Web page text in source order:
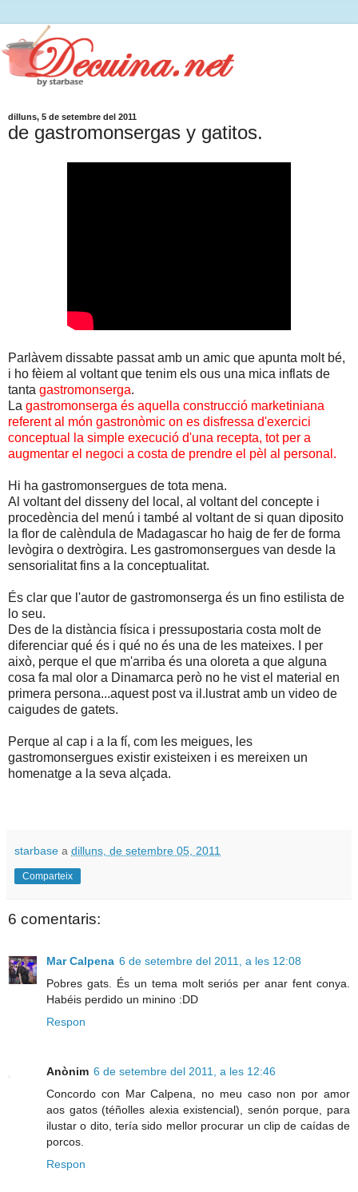
dilluns, 5 de setembre del 2011
de gastromonsergas y gatitos.
Parlàvem dissabte passat amb un amic que apunta molt bé,
i ho fèiem al voltant que tenim els ous una mica inflats de
tanta gastromonserga.
La gastromonserga és aquella construcció marketiniana
referent al món gastronòmic on es disfressa d'exercici
conceptual la simple execució d'una recepta, tot per a
augmentar el negoci a costa de prendre el pèl al personal.
Hi ha gastromonsergues de tota mena.
Al voltant del disseny del local, al voltant del concepte i
procedència del menú i també al voltant de si quan diposito
la flor de calèndula de Madagascar ho haig de fer de forma
levògira o dextrògira. Les gastromonsergues van desde la
sensorialitat fins a la conceptualitat.
És clar que l'autor de gastromonserga és un fino estilista de
lo seu.
Des de la distància física i pressupostaria costa molt de
diferenciar qué és i qué no és una de les mateixes. I per
això, perque el que m'arriba és una oloreta a que alguna
cosa fa mal olor a Dinamarca però no he vist el material en
primera persona...aquest post va il.lustrat amb un video de
caigudes de gatets.
Perque al cap i a la fí, com les meigues, les
gastromonsergues existir existeixen i es mereixen un
homenatge a la seva alçada.
starbase a dilluns, de setembre 05, 2011
Comparteix
6 comentaris:
Mar Calpena 6 de setembre del 2011, a les 12:08
Pobres gats. És un tema molt seriós per anar fent conya.
Habéis perdido un minino :DD
Respon
Anònim 6 de setembre del 2011, a les 12:46
Concordo con Mar Calpena, no meu caso non por amor
aos gatos (téñolles alexia existencial), senón porque, para
ilustar o dito, tería sido mellor procurar un clip de caídas de
porcos.
Respon